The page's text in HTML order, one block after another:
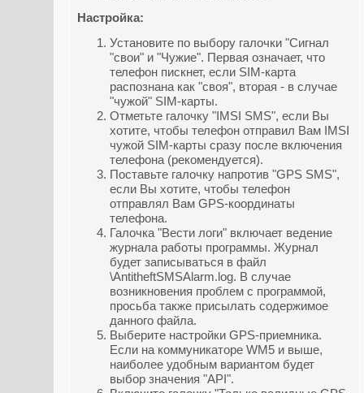
Настройка:
Установите по выбору галочки "Сигнал
"свои" и "Чужие". Первая означает, что
телефон пискнет, если SIM-карта
распознана как "своя", вторая - в случае
"чужой" SIM-карты.
Отметьте галочку "IMSI SMS", если Вы
хотите, чтобы телефон отправил Вам IMSI
чужой SIM-карты сразу после включения
телефона (рекомендуется).
Поставьте галочку напротив "GPS SMS",
если Вы хотите, чтобы телефон
отправлял Вам GPS-координаты
телефона.
Галочка "Вести логи" включает ведение
журнала работы программы. Журнал
будет записываться в файл
\AntitheftSMSAlarm.log. В случае
возникновения проблем с программой,
просьба также присылать содержимое
данного файла.
Выберите настройки GPS-приемника.
Если на коммуникаторе WM5 и выше,
наиболее удобным вариантом будет
выбор значения "API".